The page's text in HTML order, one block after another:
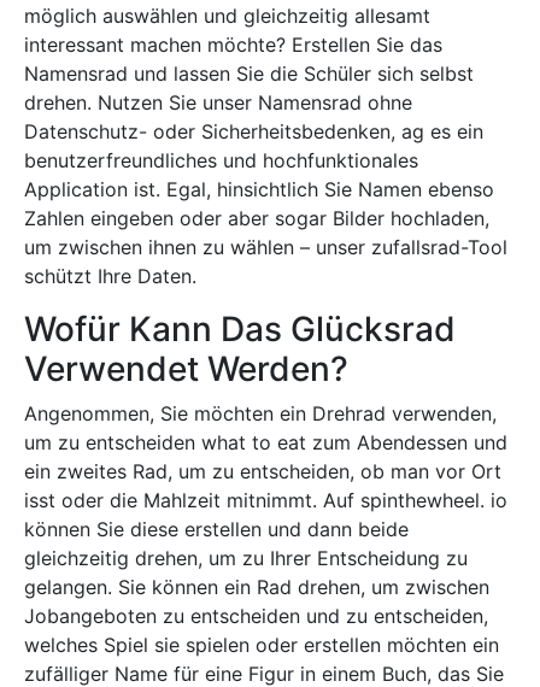
möglich auswählen und gleichzeitig allesamt
interessant machen möchte? Erstellen Sie das
Namensrad und lassen Sie die Schüler sich selbst
drehen. Nutzen Sie unser Namensrad ohne
Datenschutz- oder Sicherheitsbedenken, ag es ein
benutzerfreundliches und hochfunktionales
Application ist. Egal, hinsichtlich Sie Namen ebenso
Zahlen eingeben oder aber sogar Bilder hochladen,
um zwischen ihnen zu wählen – unser zufallsrad-Tool
schützt Ihre Daten.
Wofür Kann Das Glücksrad
Verwendet Werden?
Angenommen, Sie möchten ein Drehrad verwenden,
um zu entscheiden what to eat zum Abendessen und
ein zweites Rad, um zu entscheiden, ob man vor Ort
isst oder die Mahlzeit mitnimmt. Auf spinthewheel. io
können Sie diese erstellen und dann beide
gleichzeitig drehen, um zu Ihrer Entscheidung zu
gelangen. Sie können ein Rad drehen, um zwischen
Jobangeboten zu entscheiden und zu entscheiden,
welches Spiel sie spielen oder erstellen möchten ein
zufälliger Name für eine Figur in einem Buch, das Sie